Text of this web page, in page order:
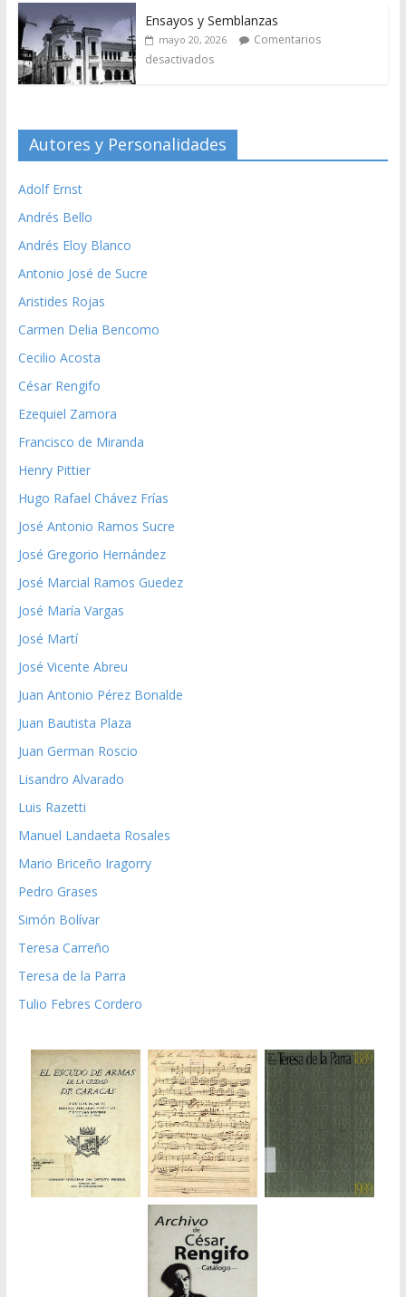
Ensayos y Semblanzas
mayo 20, 2026
Comentarios
desactivados
Autores y Personalidades
Adolf Ernst
Andrés Bello
Andrés Eloy Blanco
Antonio José de Sucre
Aristides Rojas
Carmen Delia Bencomo
Cecilio Acosta
César Rengifo
Ezequiel Zamora
Francisco de Miranda
Henry Pittier
Hugo Rafael Chávez Frías
José Antonio Ramos Sucre
José Gregorio Hernández
José Marcial Ramos Guedez
José María Vargas
José Martí
José Vicente Abreu
Juan Antonio Pérez Bonalde
Juan Bautista Plaza
Juan German Roscio
Lisandro Alvarado
Luis Razetti
Manuel Landaeta Rosales
Mario Briceño Iragorry
Pedro Grases
Simón Bolívar
Teresa Carreño
Teresa de la Parra
Tulio Febres Cordero